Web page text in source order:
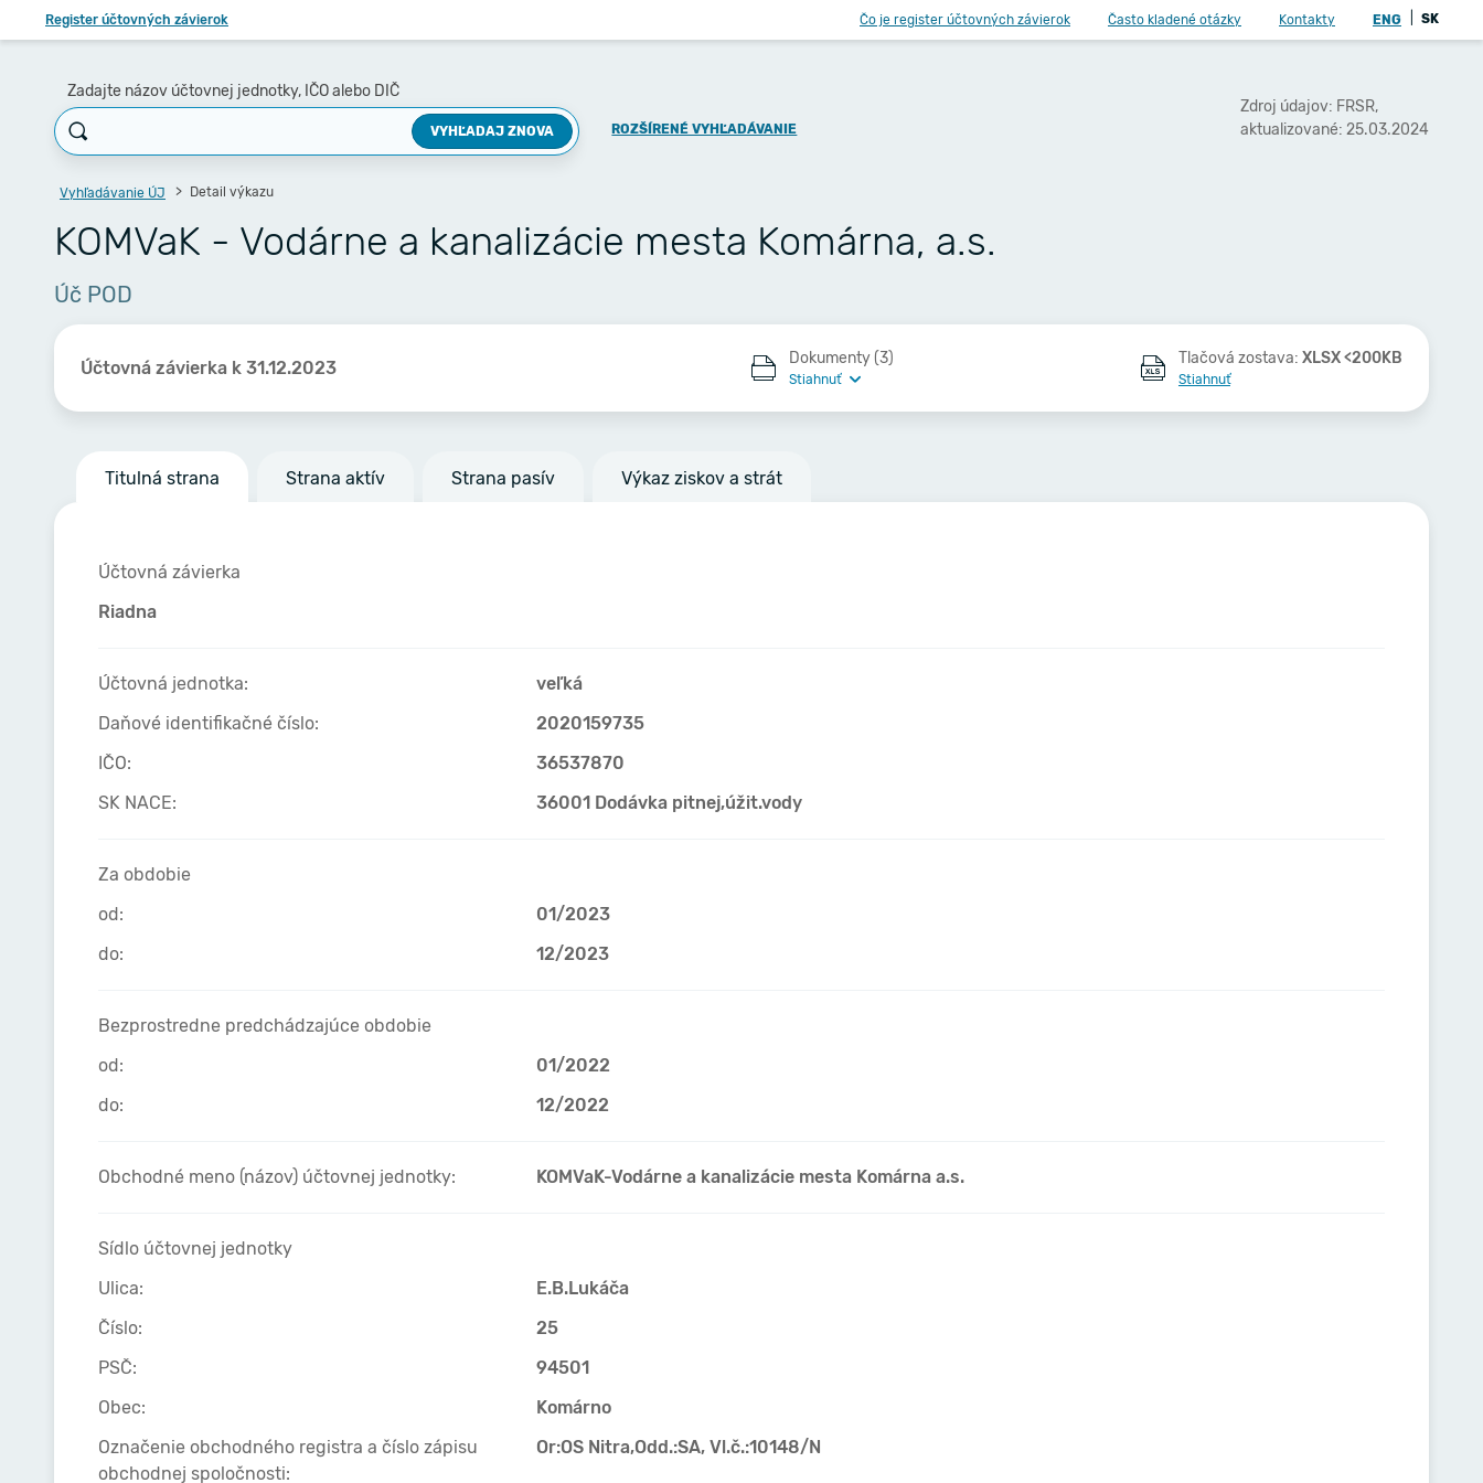
Register účtovných závierok Čo je register účtovných závierok Často kladené otázky Kontakty ENG SK
Zadajte názov účtovnej jednotky, IČO alebo DIČ
VYHĽADAJ ZNOVA ROZŠÍRENÉ VYHĽADÁVANIE
Zdroj údajov: FRSR,
aktualizované: 25.03.2024
Vyhľadávanie ÚJ Detail výkazu
KOMVaK - Vodárne a kanalizácie mesta Komárna, a.s.
Úč POD
Účtovná závierka k 31.12.2023 Dokumenty (3)
Stiahnuť
Tlačová zostava: XLSX <200KB
Stiahnuť
Titulná strana Strana aktív Strana pasív Výkaz ziskov a strát
Účtovná závierka
Riadna
Účtovná jednotka:
veľká
Daňové identifikačné číslo:
2020159735
IČO:
36537870
SK NACE:
36001 Dodávka pitnej,úžit.vody
Za obdobie
od:
01/2023
do:
12/2023
Bezprostredne predchádzajúce obdobie
od:
01/2022
do:
12/2022
Obchodné meno (názov) účtovnej jednotky: KOMVaK-Vodárne a kanalizácie mesta Komárna a.s.
Sídlo účtovnej jednotky
Ulica:
E.B.Lukáča
Číslo:
25
PSČ:
94501
Obec:
Komárno
Označenie obchodného registra a číslo zápisu
obchodnej spoločnosti:
Or:OS Nitra,Odd.:SA, Vl.č.:10148/N